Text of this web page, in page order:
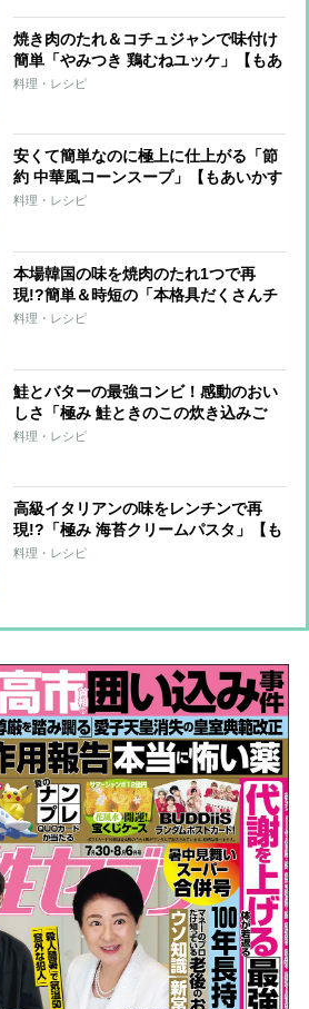
焼き肉のたれ＆コチュジャンで味付け
簡単「やみつき 鶏むねユッケ」【もあ
いかすみ ラクウマレシピ】
料理・レシピ
安くて簡単なのに極上に仕上がる「節
約 中華風コーンスープ」【もあいかす
み ラクウマレシピ】
料理・レシピ
本場韓国の味を焼肉のたれ1つで再
現!?簡単＆時短の「本格具だくさんチ
ャプチェ」【もあいかすみ ラクウマレ
料理・レシピ
鮭とバターの最強コンビ！感動のおい
しさ「極み 鮭ときのこの炊き込みご
飯」【もあいかすみ ラクウマレシピ】
料理・レシピ
高級イタリアンの味をレンチンで再
現!?「極み 海苔クリームパスタ」【も
あいかすみ ラクウマレシピ】
料理・レシピ